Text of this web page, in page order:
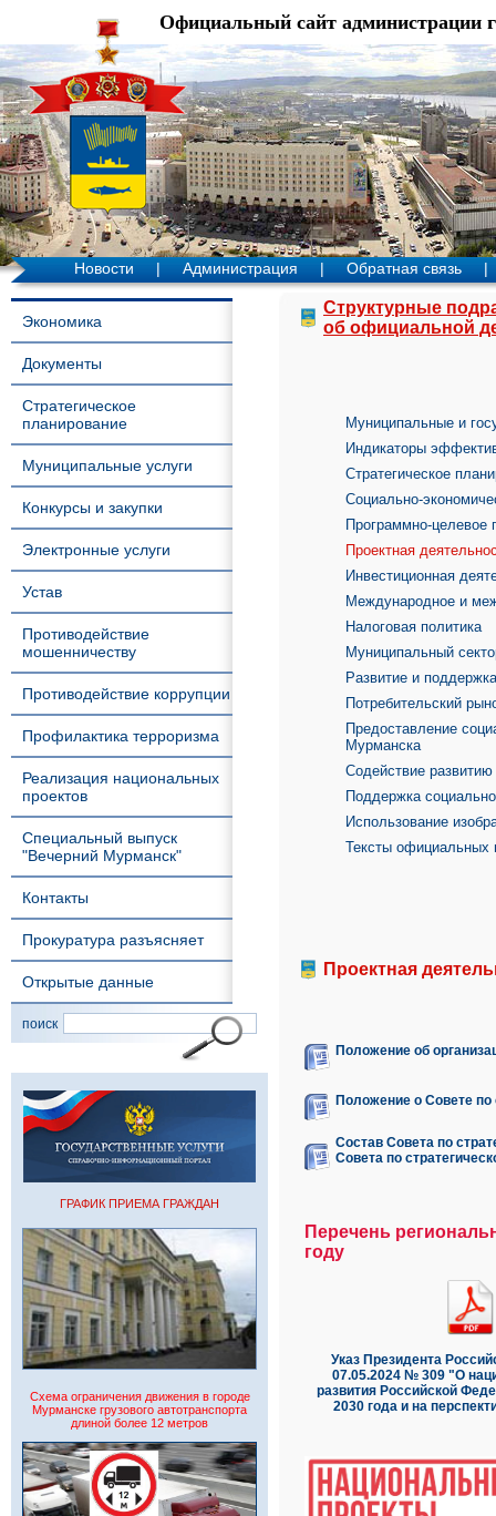
Официальный сайт администрации
Новости | Администрация | Обратная связь |
Экономика
Документы
Стратегическое
планирование
Муниципальные услуги
Конкурсы и закупки
Электронные услуги
Устав
Противодействие
мошенничеству
Противодействие коррупции
Профилактика терроризма
Реализация национальных
проектов
Специальный выпуск
"Вечерний Мурманск"
Контакты
Прокуратура разъясняет
Открытые данные
поиск
ГРАФИК ПРИЕМА ГРАЖДАН
Схема ограничения движения в городе
Мурманске грузового автотранспорта
длиной более 12 метров
Структурные
об официальной
Муниципальные и
Индикаторы
Стратегическое
Социально-
Программно-целевое
Проектная
Инвестиционная
Международное и
Налоговая политика
Муниципальный
Развитие и
Потребительский
Предоставление
Мурманска
Содействие развитию
Поддержка
Использование
Тексты официальных
Проектная
Положение об
Положение о Совете по
Состав Совета по
Совета по
Перечень
году
Указ Президента
07.05.2024 № 309 "О
развития Российской
2030 года и на